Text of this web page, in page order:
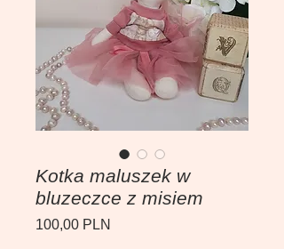
Kotka maluszek w
bluzeczce z misiem
100,00 PLN